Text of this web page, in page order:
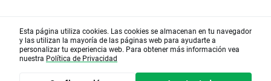
Esta página utiliza cookies. Las cookies se almacenan en tu navegador
y las utilizan la mayoría de las páginas web para ayudarte a
personalizar tu experiencia web. Para obtener más información vea
nuestra Política de Privacidad